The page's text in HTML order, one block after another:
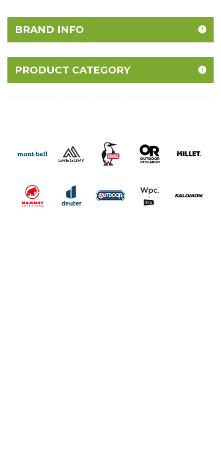
BRAND INFO
PRODUCT CATEGORY